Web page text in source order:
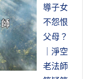
導子女
不怨恨
父母？
｜淨空
老法師